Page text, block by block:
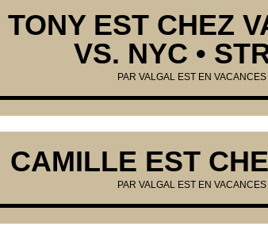
TONY EST CHEZ
VS. NYC •
PAR VALGAL EST EN VACANCES
CAMILLE EST
PAR VALGAL EST EN VACANCES